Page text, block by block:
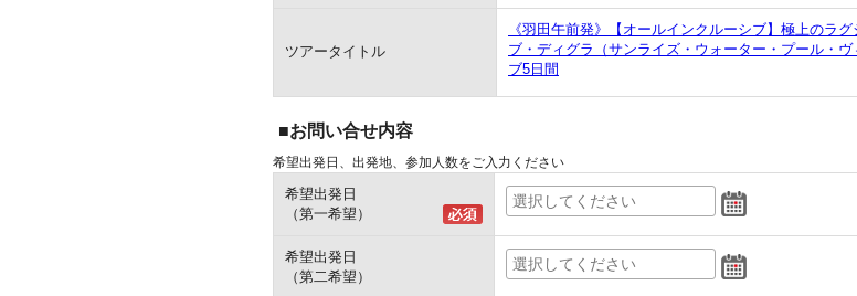
ツアータイトル
《羽田午前発》【オールインクルーシブ】極上のラ
ブ・ディグラ（サンライズ・ウォーター・プール・
ブ5日間
■お問い合せ内容
希望出発日、出発地、参加人数をご入力ください
希望出発日
（第一希望）
希望出発日
（第二希望）